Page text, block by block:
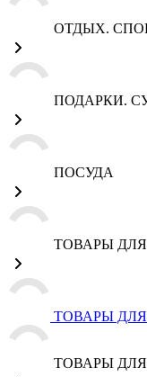
ОТДЫХ.
ПОДАРКИ.
ПОСУДА
ТОВАРЫ
ТОВАРЫ
ТОВАРЫ